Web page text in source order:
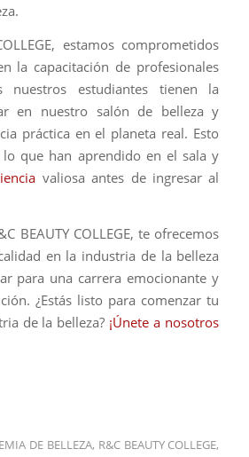
estamos comprometidos
la capacitación de profesionales
nuestros estudiantes tienen la
en nuestro salón de belleza y
práctica en el planeta real. Esto
que han aprendido en el sala y
valiosa antes de ingresar al
BEAUTY COLLEGE, te ofrecemos
en la industria de la belleza
para una carrera emocionante y
¿Estás listo para comenzar tu
de la belleza? ¡Únete a nosotros
DE BELLEZA, R&C BEAUTY COLLEGE,